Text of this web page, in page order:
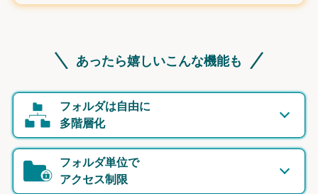
あったら嬉しいこんな機能も
フォルダは自由に
多階層化
フォルダ単位で
アクセス制限